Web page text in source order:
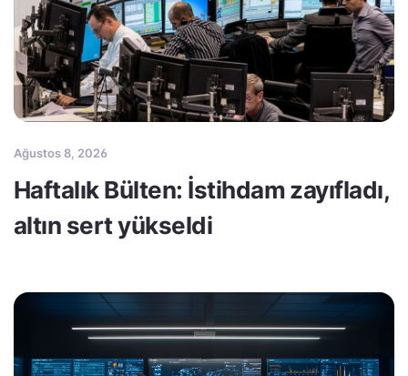
Ağustos 8, 2026
Haftalık Bülten: İstihdam zayıfladı,
altın sert yükseldi